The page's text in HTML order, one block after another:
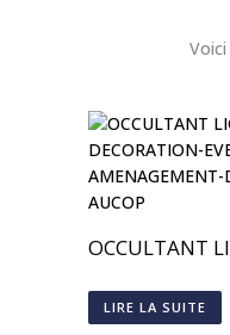
OCCULTANT
LIRE LA SUITE